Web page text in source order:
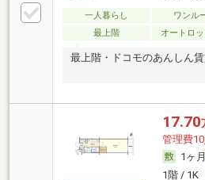
一人暮らし ワンル
最上階
オートロ
最上階・ドコモのあんしん
17.70
管理費
1ヶ月
1階 / 1K